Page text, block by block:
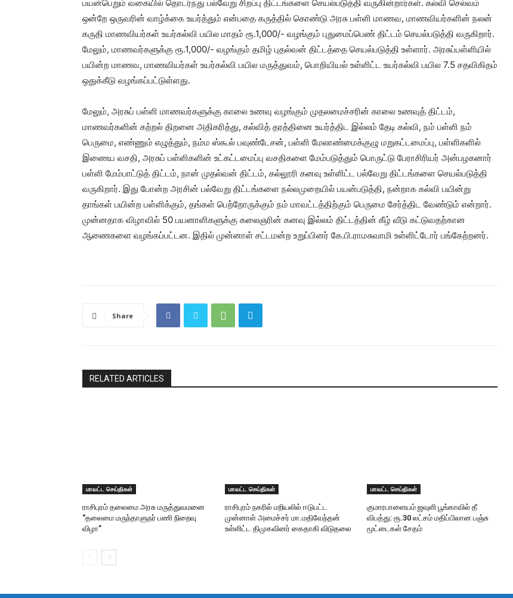
பயன்பெறும் வகையில் தொடர்நது பல்வேறு சிறப்பு திட்டங்களை செயல்படுத்தி வருகின்றார்கள். கல்வி செல்வம்
ஒன்றே ஒருவரின் வாழ்க்கை உயர்த்தும் என்பதை கருத்தில் கொண்டு அரசு பள்ளி மாணவ, மாணவியர்களின் நலன்
கருதி மாணவியர்கள் உயர்கல்வி பயில மாதம் ரூ.1,000/- வழங்கும் புதுமைப்பெண் திட்டம் செயல்படுத்தி வருகிறார்.
மேலும், மாணவர்களுக்கு ரூ.1,000/- வழங்கும் தமிழ் புதல்வன் திட்டத்தை செயல்படுத்தி உள்ளார். அரசுப்பள்ளியில்
பயின்ற மாணவ, மாணவியர்கள் உயர்கல்வி பயில மருத்துவம், பொறியியல் உள்ளிட்ட உயர்கல்வி பயில 7.5 சதவிகிதம்
ஒதுக்கீடு வழங்கப்பட்டுள்ளது.
மேலும், அரசுப் பள்ளி மாணவர்களுக்கு காலை உணவு வழங்கும் முதலமைச்சரின் காலை உணவுத் திட்டம்,
மாணவர்களின் கற்றல் திறனை அதிகரித்து, கல்வித் தரத்தினை உயர்த்திட இல்லம் தேடி கல்வி, நம் பள்ளி நம்
பெருமை, எண்ணும் எழுத்தும், நம்ம ஸ்கூல் பவுண்டேசன், பள்ளி மேலாண்மைக்குழு மறுகட்டமைப்பு, பள்ளிகளில்
இணைய வசதி, அரசுப் பள்ளிகளின் உட்கட்டமைப்பு வசதிகளை மேம்படுத்தும் பொருட்டு பேராசிரியர் அன்பழகனார்
பள்ளி மேம்பாட்டுத் திட்டம், நான் முதல்வன் திட்டம், கல்லூரி கனவு உள்ளிட்ட பல்வேறு திட்டங்களை செயல்படுத்தி
வருகிறார். இது போன்ற அரசின் பல்வேறு திட்டங்களை நல்லமுறையில் பயன்படுத்தி, நன்றாக கல்வி பயின்று
தாங்கள் பயின்ற பள்ளிக்கும், தங்கள் பெற்றோருக்கும் நம் மாவட்டத்திற்கும் பெருமை சேர்த்திட வேண்டும் என்றார்.
முன்னதாக விழாவில் 50 பயனாளிகளுக்கு கலைஞரின் கனவு இல்லம் திட்டத்தின் கீழ் வீடு கட்டுவதற்கான
ஆணைகளை வழங்கப்பட்டன. இதில் முன்னாள் சட்டமன்ற உறுப்பினர் கே.பி.ராமசுவாமி உள்ளிட்டோர் பங்கேற்றனர்.
Share
RELATED ARTICLES
மாவட்ட செய்திகள்
ராசிபுரம் தலைமை அரசு மருத்துவமனை
“தலைமை மருந்தாளுநர் பணி நிறைவு
விழா”
மாவட்ட செய்திகள்
ராசிபுரம் நகரில் மறியலில் ஈடுபட்ட
முன்னாள் அமைச்சர் மா.மதிவேந்தன்
உள்ளிட்ட திமுகவினர் கைதாகி விடுதலை
மாவட்ட செய்திகள்
குமாரபாளையம் ஜவுளி பூங்காவில் தீ
விபத்து: ரூ.30 லட்சம் மதிப்பிலான பஞ்சு
மூட்டைகள் சேதம்